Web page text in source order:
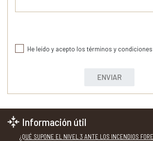
He leído y acepto los términos y condiciones
ENVIAR
Información útil
¿QUÉ SUPONE EL NIVEL 3 ANTE LOS INCENDIOS